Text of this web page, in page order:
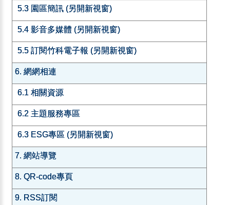
5.3 園區簡訊 (另開新視窗)
5.4 影音多媒體 (另開新視窗)
5.5 訂閱竹科電子報 (另開新視窗)
6. 網網相連
6.1 相關資源
6.2 主題服務專區
6.3 ESG專區 (另開新視窗)
7. 網站導覽
8. QR-code專頁
9. RSS訂閱